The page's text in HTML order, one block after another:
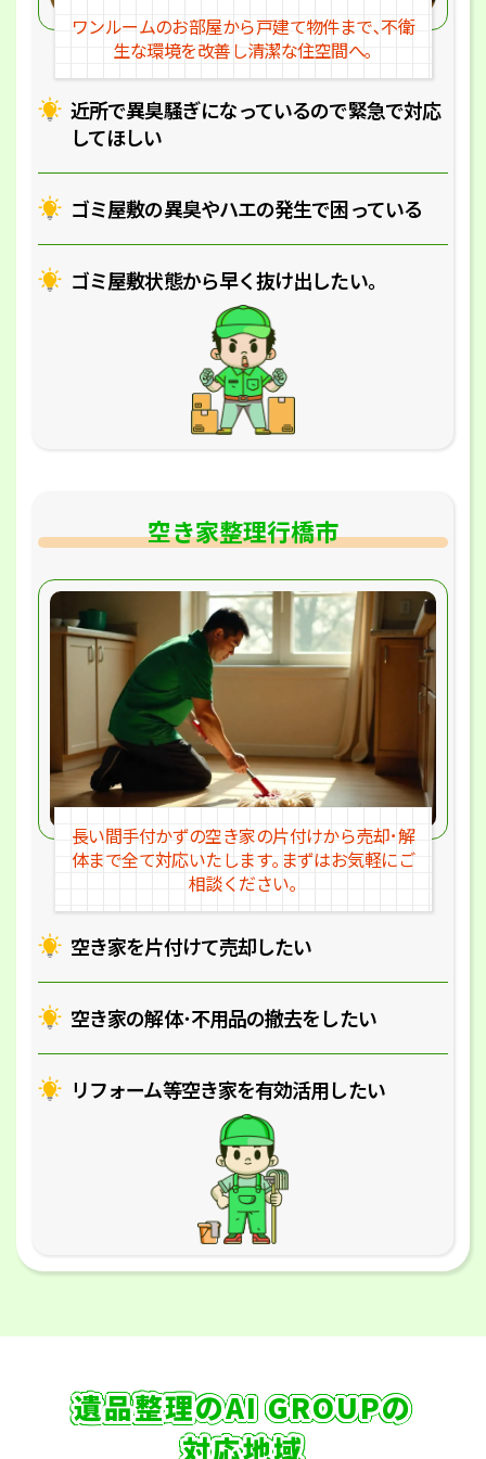
近所で異臭騒ぎになっているので緊急で対応
してほしい
ゴミ屋敷の異臭やハエの発生で困っている
ゴミ屋敷状態から早く抜け出したい｡
ワンルームのお部屋から戸建て物件まで､不衛
生な環境を改善し清潔な住空間へ｡
空き家整理行橋市
空き家を片付けて売却したい
空き家の解体･不用品の撤去をしたい
リフォーム等空き家を有効活用したい
長い間手付かずの空き家の片付けから売却･解
体まで全て対応いたします｡ まずはお気軽にご
相談ください｡
遺品整理のAI GROUPの
対応地域